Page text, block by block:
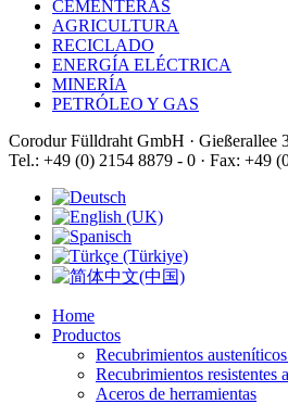
CEMENTERAS
AGRICULTURA
RECICLADO
ENERGÍA ELÉCTRICA
MINERÍA
PETRÓLEO Y GAS
Corodur Fülldraht GmbH · Gießerallee
Tel.: +49 (0) 2154 8879 - 0 · Fax: +49
Home
Productos
Recubrimientos
Recubrimientos resistentes
Aceros de herramientas